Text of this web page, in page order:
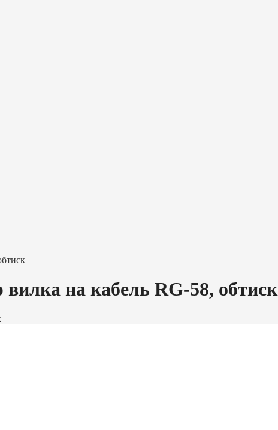
на кабель RG-58, обтиск